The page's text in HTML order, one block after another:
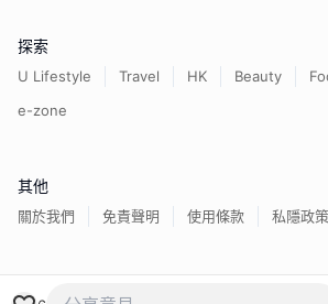
探索
U Lifestyle Travel HK Beauty
e-zone
其他
關於我們 免責聲明 使用條款 私隱政策